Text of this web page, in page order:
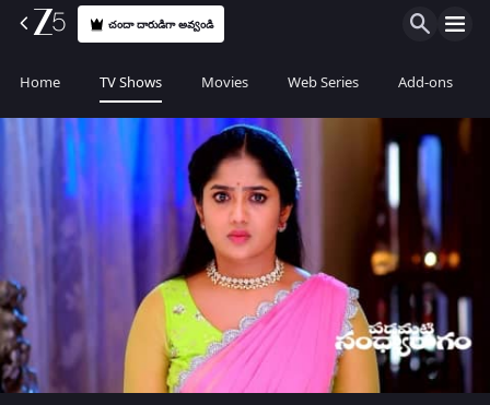
చందా దారుడిగా అవ్వండి
Home TV Shows Movies Web Series Add-ons